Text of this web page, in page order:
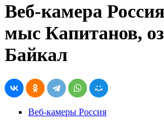
Веб-камера
мыс Капитанов,
Байкал
Веб-камеры Россия